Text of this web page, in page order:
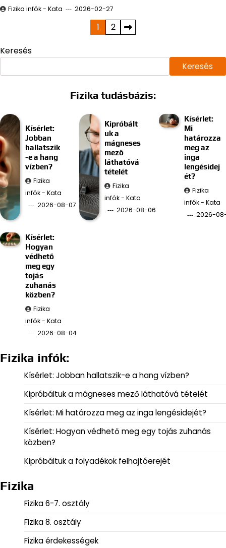
Fizika infók - Kata 2026-02-27
lapozása
1 2
Keresés
Keresés
Fizika tudásbázis:
Kísérlet:
Jobban
hallatszik
-e a hang
vízben?
Fizika
infók - Kata
2026-08-07
Kipróbált
uk a
mágneses
mező
láthatóvá
tételét
Fizika
infók - Kata
2026-08-06
Kísérlet:
Mi
határozza
meg az
inga
lengésidej
ét?
Fizika
infók - Kata
2026-
Kísérlet:
Hogyan
védhető
meg egy
tojás
zuhanás
közben?
Fizika
infók - Kata
2026-08-04
Fizika infók:
Kísérlet: Jobban hallatszik-e a hang vízben?
Kipróbáltuk a mágneses mező láthatóvá tételét
Kísérlet: Mi határozza meg az inga lengésidejét?
Kísérlet: Hogyan védhető meg egy tojás zuhanás
közben?
Kipróbáltuk a folyadékok felhajtóerejét
Fizika
Fizika 6-7. osztály
Fizika 8. osztály
Fizika érdekességek